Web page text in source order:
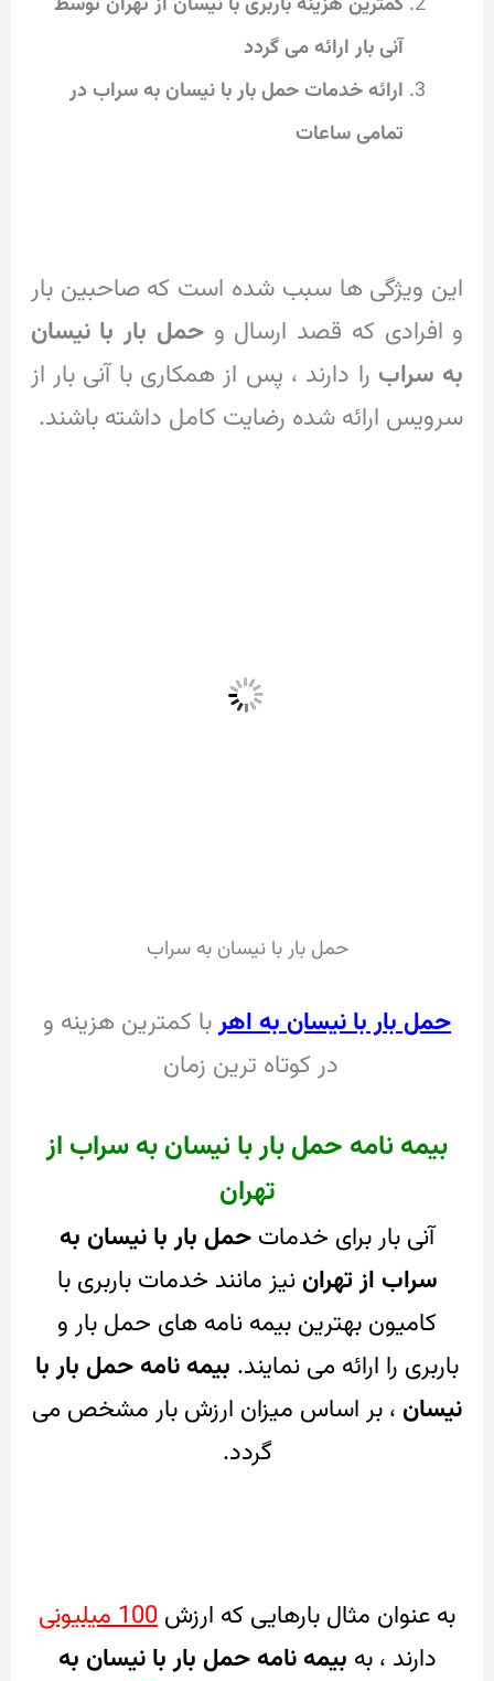
آنی بار ارائه می گردد
ارائه خدمات حمل بار با نیسان به سراب در
تمامی ساعات
این ویژگی ها سبب شده است که صاحبین بار
و افرادی که قصد ارسال وحمل بار با نیسان
به سراب را دارند ، پس از همکاری با آنی بار از
سرویس ارائه شده رضایت کامل داشته باشند.
حمل بار با نیسان به سراب
حمل بار با نیسان به اهربا کمترین هزینه و
در کوتاه ترین زمان
بیمه نامه حمل بار با نیسان به سراب از
تهران
آنی بار برای خدمات حمل بار با نیسان به
سراب از تهران نیز مانند خدمات باربری با
کامیون بهترین بیمه نامه های حمل بار و
باربری را ارائه می نمایند. بیمه نامه حمل بار با
نیسان ، بر اساس میزان ارزش بار مشخص می
گردد.
به عنوان مثال بارهایی که ارزش 100 میلیونی
دارند ، به بیمه نامه حمل بار با نیسان به